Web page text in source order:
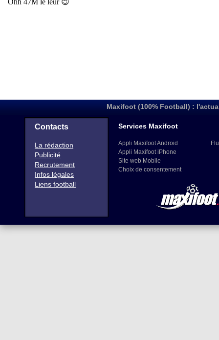
Maxifoot (100% Football) :
Contacts
La rédaction
Publicité
Recrutement
Infos légales
Liens football
Services Maxifoot
Appli Maxifoot Android
Appli Maxifoot iPhone
Site web Mobile
Choix de consentement